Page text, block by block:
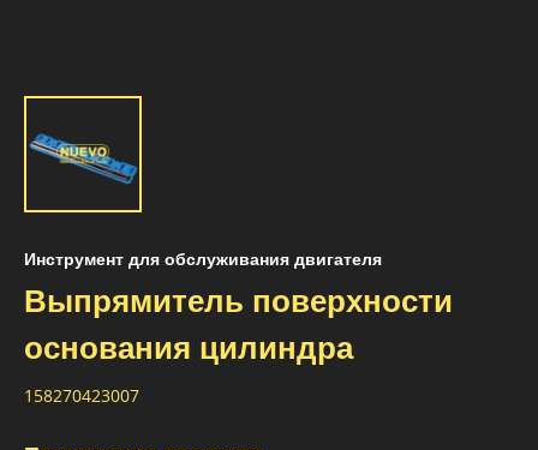
Инструмент для обслуживания двигателя
Выпрямитель поверхности
основания цилиндра
158270423007